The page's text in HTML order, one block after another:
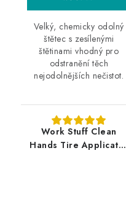
Velký, chemicky odolný
štětec s zesílenými
štětinami vhodný pro
odstranění těch
nejodolnějších nečistot.
Work Stuff Clean
Hands Tire Applicator